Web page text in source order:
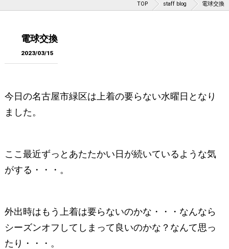
TOP staff blog 電球交換
電球交換
2023/03/15
今日の名古屋市緑区は上着の要らない水曜日となり
ました。
ここ最近ずっとあたたかい日が続いているような気
がする・・・。
外出時はもう上着は要らないのかな・・・なんなら
シーズンオフしてしまって良いのかな？なんて思っ
たり・・・。